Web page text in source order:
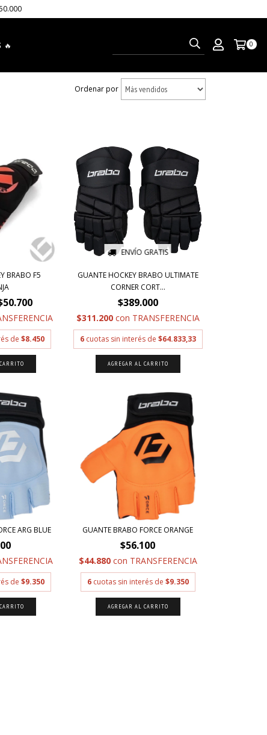
🔥 0
Ordenar por
BRABO F5
de $8.450
ENVÍO GRATIS
GUANTE HOCKEY BRABO ULTIMATE
CORNER CORT...
$389.000
$311.200 con TRANSFERENCIA
6 cuotas sin interés de $64.833,33
AGREGAR AL CARRITO
ARG BLUE
de $9.350
GUANTE BRABO FORCE ORANGE
$56.100
$44.880 con TRANSFERENCIA
6 cuotas sin interés de $9.350
AGREGAR AL CARRITO